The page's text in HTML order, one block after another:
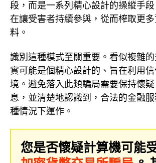
段，而是一系列精心設計的操縱手
在讓受害者持續參與，從而榨取更
料。
識別這種模式至關重要。看似複雜
實可能是個精心設計的、旨在利用
境。避免落入此類騙局需要保持懷
息，並清楚地認識到，合法的金融
種情況下運作。
您是否懷疑計算機可能